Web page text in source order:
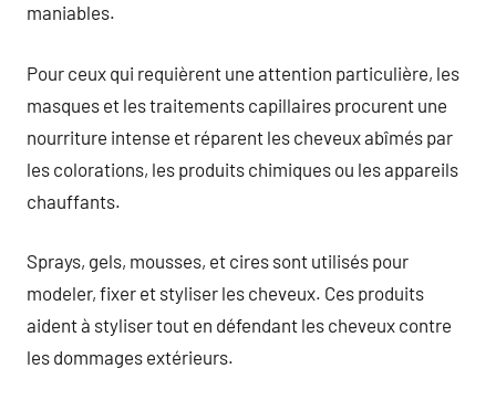
maniables.
Pour ceux qui requièrent une attention particulière, les
masques et les traitements capillaires procurent une
nourriture intense et réparent les cheveux abîmés par
les colorations, les produits chimiques ou les appareils
chauffants.
Sprays, gels, mousses, et cires sont utilisés pour
modeler, fixer et styliser les cheveux. Ces produits
aident à styliser tout en défendant les cheveux contre
les dommages extérieurs.